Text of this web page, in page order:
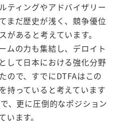
ティングやアドバイザリー
まだ歴史が浅く、競争優位
があると考えています。
ムの力も集結し、デロイト
して日本における強化分野
ので、すでにDTFAはこの
持っていると考えています
、更に圧倒的なポジション
ます。